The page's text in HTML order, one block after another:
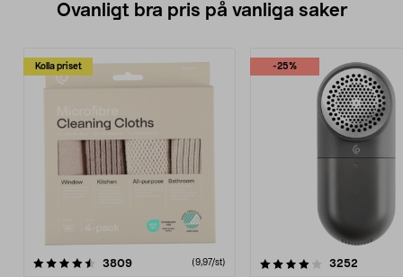
Ovanligt bra pris på vanliga saker
Kolla priset
3809recensioner (9,97/st)
-25%
4.0av 5 stjärnor 3252
4.5av 5 stjärnor